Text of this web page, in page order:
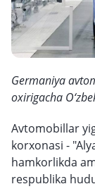
Germaniya
oxirigacha
Avtomobillar
korxonasi -
hamkorlikda
respublika